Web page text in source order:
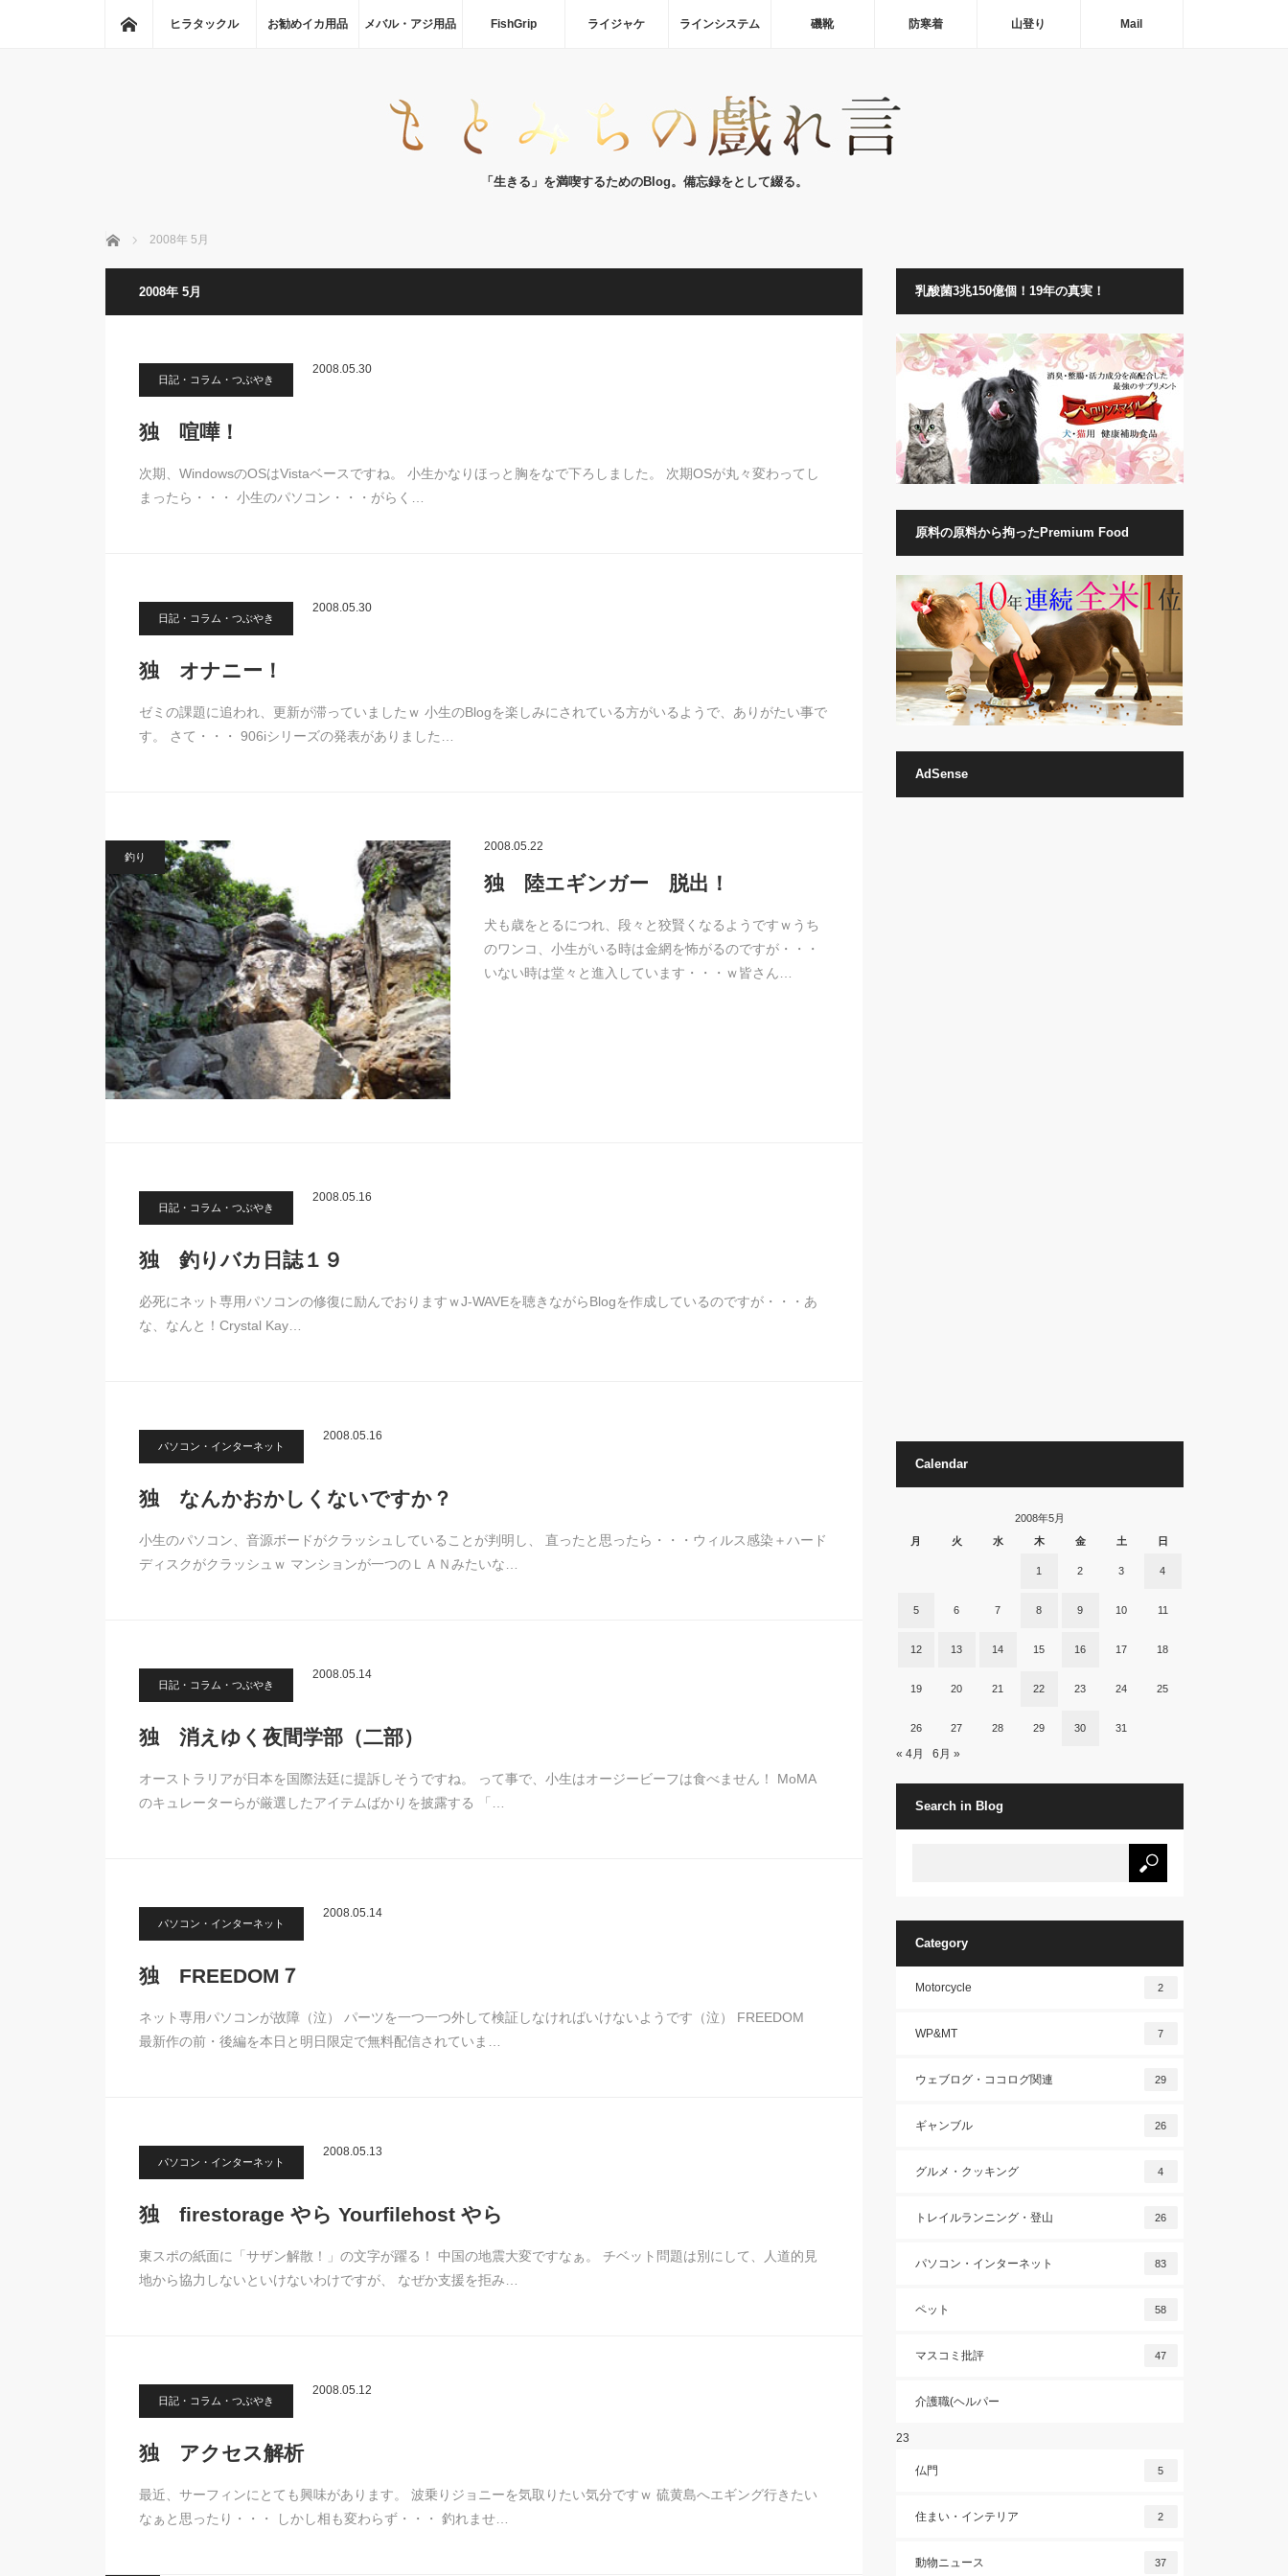
ホーム
ヒラタックル お勧めイカ用品 メバル・アジ用品 FishGrip ライジャケ ラインシステム 磯靴 防寒着 山登り Mail
「生きる」を満喫するためのBlog。備忘録をとして綴る。
ホーム 2008年 5月
2008年 5月
日記・コラム・つぶやき
2008.05.30
独 喧嘩！
次期、WindowsのOSはVistaベースですね。 小生かなりほっと胸をなで下ろしました。 次期OSが丸々変わってし
まったら・・・ 小生のパソコン・・・がらく…
日記・コラム・つぶやき
2008.05.30
独 オナニー！
ゼミの課題に追われ、更新が滞っていましたｗ 小生のBlogを楽しみにされている方がいるようで、ありがたい事で
す。 さて・・・ 906iシリーズの発表がありました…
釣り
2008.05.22
独 陸エギンガー 脱出！
犬も歳をとるにつれ、段々と狡賢くなるようですｗうち
のワンコ、小生がいる時は金網を怖がるのですが・・・
いない時は堂々と進入しています・・・ｗ皆さん…
日記・コラム・つぶやき
2008.05.16
独 釣りバカ日誌１９
必死にネット専用パソコンの修復に励んでおりますｗJ-WAVEを聴きながらBlogを作成しているのですが・・・あ
な、なんと！Crystal Kay…
パソコン・インターネット
2008.05.16
独 なんかおかしくないですか？
小生のパソコン、音源ボードがクラッシュしていることが判明し、 直ったと思ったら・・・ウィルス感染＋ハード
ディスクがクラッシュｗ マンションが一つのＬＡＮみたいな…
日記・コラム・つぶやき
2008.05.14
独 消えゆく夜間学部（二部）
オーストラリアが日本を国際法廷に提訴しそうですね。 って事で、小生はオージービーフは食べません！ MoMA
のキュレーターらが厳選したアイテムばかりを披露する 「…
パソコン・インターネット
2008.05.14
独 FREEDOM７
ネット専用パソコンが故障（泣） パーツを一つ一つ外して検証しなければいけないようです（泣） FREEDOM
最新作の前・後編を本日と明日限定で無料配信されていま…
パソコン・インターネット
2008.05.13
独 firestorage やら Yourfilehost やら
東スポの紙面に「サザン解散！」の文字が躍る！ 中国の地震大変ですなぁ。 チベット問題は別にして、人道的見
地から協力しないといけないわけですが、 なぜか支援を拒み…
日記・コラム・つぶやき
2008.05.12
独 アクセス解析
最近、サーフィンにとても興味があります。 波乗りジョニーを気取りたい気分ですｗ 硫黄島へエギング行きたい
なぁと思ったり・・・ しかし相も変わらず・・・ 釣れませ…
乳酸菌3兆150億個！19年の真実！
原料の原料から拘ったPremium Food
AdSense
Calendar
2008年5月
月
火 水 木 金 土 日
1 2 3 4
5 6 7 8 9 10 11
12 13 14 15 16 17 18
19 20 21 22 23 24 25
26 27 28 29 30 31
« 4月 6月 »
Search in Blog
Category
Motorcycle 2
WP&MT 7
ウェブログ・ココログ関連 29
ギャンブル 26
グルメ・クッキング 4
トレイルランニング・登山 26
パソコン・インターネット 83
ペット 58
マスコミ批評 47
介護職(ヘルパー
23
仏門 5
住まい・インテリア 2
動物ニュース 37